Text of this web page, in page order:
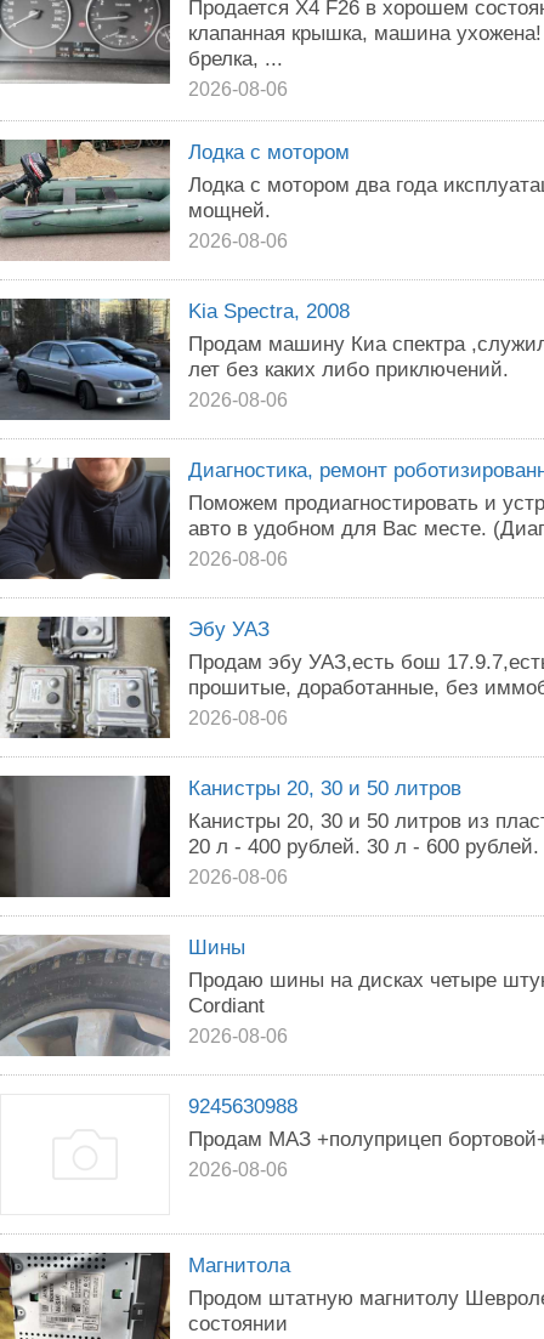
Продается Х4 F26 в хорошем
клапанная крышка, машина
брелка, ...
2026-08-06
Лодка с мотором
Лодка с мотором два года
мощней.
2026-08-06
Kia Spectra, 2008
Продам машину Киа спектра
лет без каких либо приключений.
2026-08-06
Диагностика, ремонт
Поможем продиагностировать и
авто в удобном для Вас месте.
2026-08-06
Эбу УАЗ
Продам эбу УАЗ,есть бош
прошитые, доработанные, без
2026-08-06
Канистры 20, 30 и 50 литров
Канистры 20, 30 и 50 литров из
20 л - 400 рублей. 30 л - 600
2026-08-06
Шины
Продаю шины на дисках четыре
Cordiant
2026-08-06
9245630988
Продам МАЗ +полуприцеп
2026-08-06
Магнитола
Продом штатную магнитолу
состоянии